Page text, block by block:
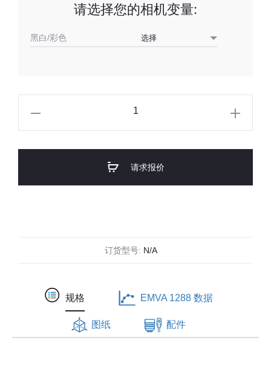
请选择您的相机变量:
黑白/彩色
请求报价
订货型号: N/A
规格 EMVA 1288 数据
图纸 配件